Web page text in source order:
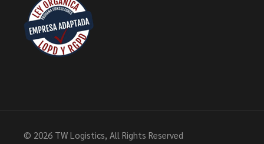
© 2026 TW Logistics, All Rights Reserved